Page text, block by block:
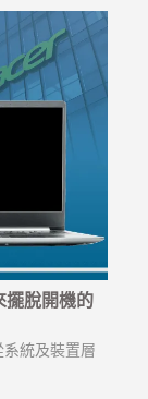
擺脫開機的
統及裝置層